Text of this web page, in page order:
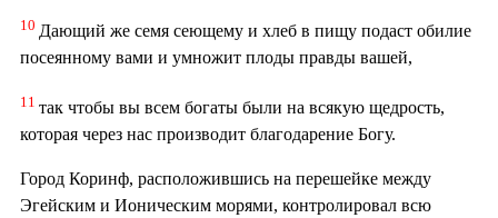
10 Дающий же семя сеющему и хлеб в пищу подаст обилие
посеянному вами и умножит плоды правды вашей,
11 так чтобы вы всем богаты были на всякую щедрость,
которая через нас производит благодарение Богу.
Город Коринф, расположившись на перешейке между
Эгейским и Ионическим морями, контролировал всю